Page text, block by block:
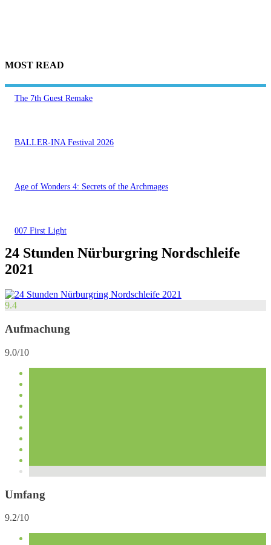
MOST READ
The 7th Guest Remake
BALLER-INA Festival 2026
Age of Wonders 4: Secrets of the Archmages
007 First Light
24 Stunden Nürburgring Nordschleife
2021
9.4
Aufmachung
9.0/10
Umfang
9.2/10